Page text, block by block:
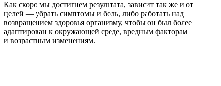
Как скоро мы достигнем результата, зависит так же и от
целей — убрать симптомы и боль, либо работать над
возвращением здоровья организму, чтобы он был более
адаптирован к окружающей среде, вредным факторам
и возрастным изменениям.